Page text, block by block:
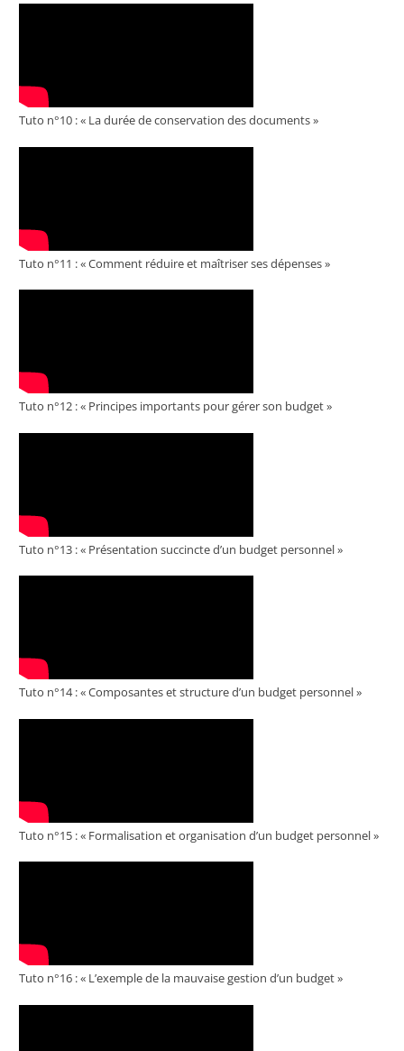
Tuto n°10 : « La durée de conservation des documents »
Tuto n°11 : « Comment réduire et maîtriser ses dépenses »
Tuto n°12 : « Principes importants pour gérer son budget »
Tuto n°13 : « Présentation succincte d’un budget personnel »
Tuto n°14 : « Composantes et structure d’un budget personnel »
Tuto n°15 : « Formalisation et organisation d’un budget personnel »
Tuto n°16 : « L’exemple de la mauvaise gestion d’un budget »